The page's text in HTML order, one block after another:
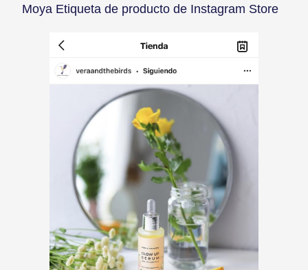
Moya Etiqueta de producto de Instagram Store